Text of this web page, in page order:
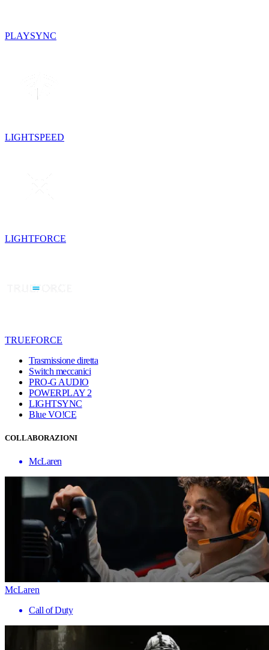
PLAYSYNC
LIGHTSPEED
LIGHTFORCE
TRUEFORCE
Trasmissione diretta
Switch meccanici
PRO-G AUDIO
POWERPLAY 2
LIGHTSYNC
Blue VO!CE
COLLABORAZIONI
McLaren
McLaren
Call of Duty